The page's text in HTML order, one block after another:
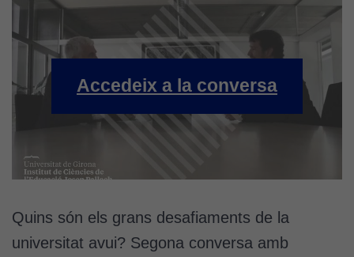
Accedeix a la conversa
Quins són els grans desafiaments de la
universitat avui? Segona conversa amb
funcioni.
d'anàlisi
Google
per tal que
millorar la